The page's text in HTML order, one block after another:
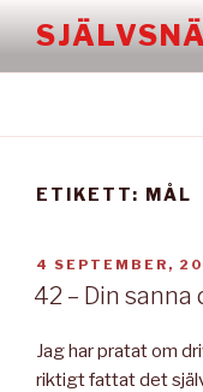
innehåll
ETIKETT: MÅL
PUBLICERAT
4 SEPTEMBER,
42 – Din
Jag har pratat om
riktigt fattat det